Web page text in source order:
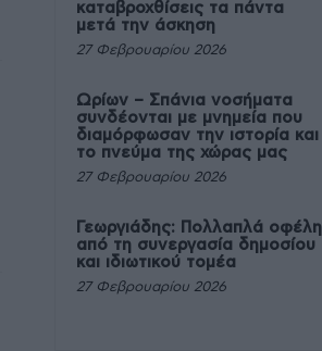
καταβροχθίσεις τα πάντα
μετά την άσκηση
27 Φεβρουαρίου 2026
Ωρίων – Σπάνια νοσήματα
συνδέονται με μνημεία που
διαμόρφωσαν την ιστορία και
το πνεύμα της χώρας μας
27 Φεβρουαρίου 2026
Γεωργιάδης: Πολλαπλά οφέλη
από τη συνεργασία δημοσίου
και ιδιωτικού τομέα
27 Φεβρουαρίου 2026